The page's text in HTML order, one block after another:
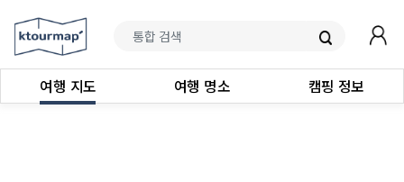
여행 지도 여행 명소 캠핑 정보